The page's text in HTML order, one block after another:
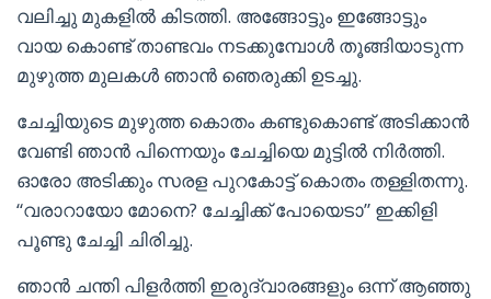
വലിച്ചു മുകളിൽ കിടത്തി. അങ്ങോട്ടും ഇങ്ങോട്ടും
വായ കൊണ്ട് താണ്ടവം നടക്കുമ്പോൾ തൂങ്ങിയാടുന്ന
മുഴുത്ത മുലകൾ ഞാൻ ഞെരുക്കി ഉടച്ചു.
ചേച്ചിയുടെ മുഴുത്ത കൊതം കണ്ടുകൊണ്ട് അടിക്കാൻ
വേണ്ടി ഞാൻ പിന്നെയും ചേച്ചിയെ മുട്ടിൽ നിർത്തി.
ഓരോ അടിക്കും സരള പുറകോട്ട് കൊതം തള്ളിതന്നു.
“വരാറായോ മോനെ? ചേച്ചിക്ക് പോയെടാ” ഇക്കിളി
പൂണ്ടു ചേച്ചി ചിരിച്ചു.
ഞാൻ ചന്തി പിളർത്തി ഇരുദ്വാരങ്ങളും ഒന്ന് ആഞ്ഞു